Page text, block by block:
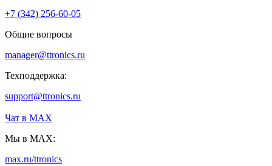
+7 (342) 256-60-05
Общие вопросы
manager@ttronics.ru
Техподдержка:
support@ttronics.ru
Чат в МАХ
Мы в MAX:
max.ru/ttronics